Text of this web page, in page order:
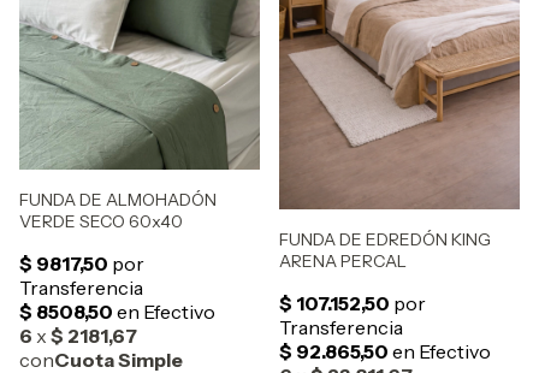
FUNDA DE ALMOHADÓN
VERDE SECO 60x40
FUNDA DE EDREDÓN KING
ARENA PERCAL